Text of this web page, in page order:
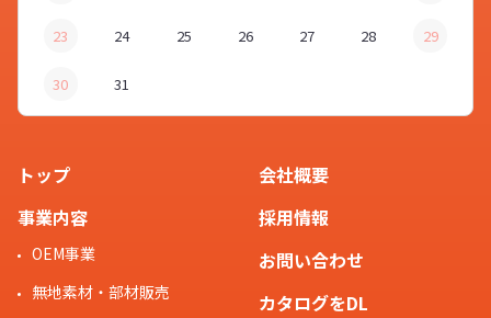
23 24 25 26 27 28 29
30 31
トップ
事業内容
OEM事業
無地素材・部材販売
会社概要
採用情報
お問い合わせ
カタログをDL